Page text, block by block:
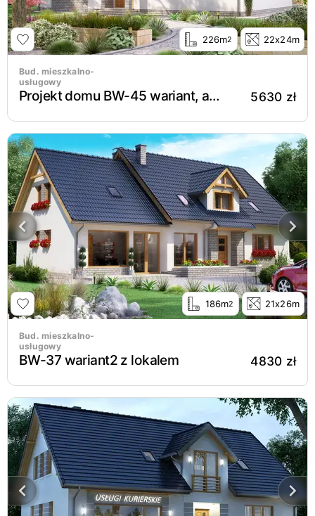
226m2 22x24m
Bud. mieszkalno-
usługowy
Projekt domu BW-45 wariant, agroturystyczny 5630 zł
186m2 21x26m
Bud. mieszkalno-
usługowy
BW-37 wariant2 z lokalem 4830 zł